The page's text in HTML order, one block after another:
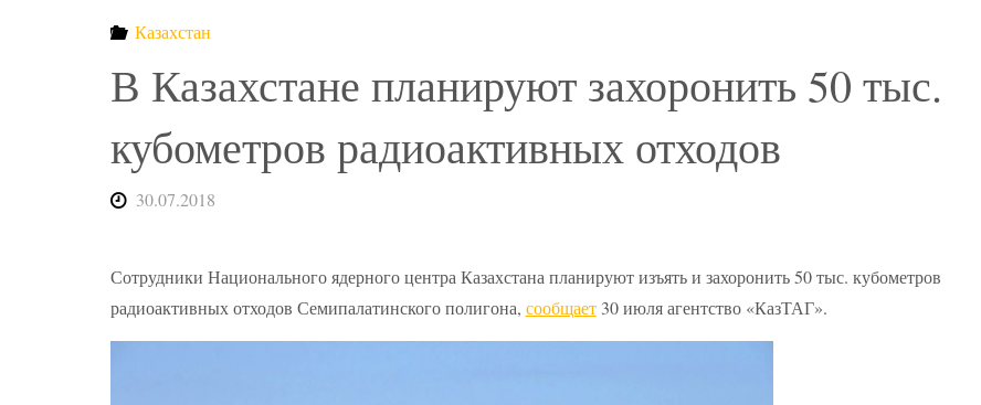
Казахстан
В Казахстане планируют захоронить 50 тыс.
кубометров радиоактивных отходов
30.07.2018
Сотрудники Национального ядерного центра Казахстана планируют изъять и захоронить 50 тыс. кубометров
радиоактивных отходов Семипалатинского полигона, сообщает30 июля агентство «КазТАГ».